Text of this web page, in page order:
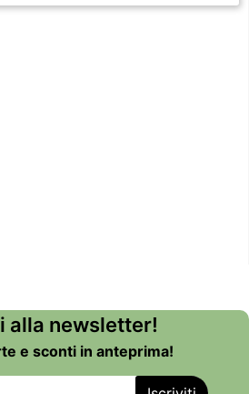
alla newsletter!
e sconti in anteprima!